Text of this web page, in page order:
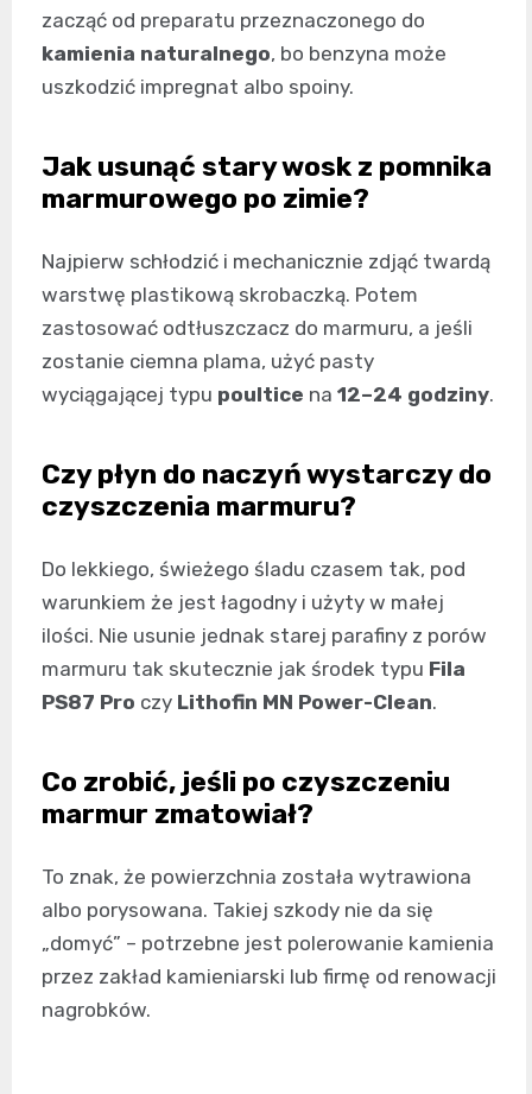
zacząć od preparatu przeznaczonego do
kamienia naturalnego, bo benzyna może
uszkodzić impregnat albo spoiny.
Jak usunąć stary wosk z pomnika
marmurowego po zimie?
Najpierw schłodzić i mechanicznie zdjąć twardą
warstwę plastikową skrobaczką. Potem
zastosować odtłuszczacz do marmuru, a jeśli
zostanie ciemna plama, użyć pasty
wyciągającej typu poultice na 12–24 godziny.
Czy płyn do naczyń wystarczy do
czyszczenia marmuru?
Do lekkiego, świeżego śladu czasem tak, pod
warunkiem że jest łagodny i użyty w małej
ilości. Nie usunie jednak starej parafiny z porów
marmuru tak skutecznie jak środek typu Fila
PS87 Pro czy Lithofin MN Power-Clean.
Co zrobić, jeśli po czyszczeniu
marmur zmatowiał?
To znak, że powierzchnia została wytrawiona
albo porysowana. Takiej szkody nie da się
„domyć” – potrzebne jest polerowanie kamienia
przez zakład kamieniarski lub firmę od renowacji
nagrobków.